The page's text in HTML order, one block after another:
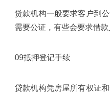
贷款机构一般要求客户到
需要公证，有些会要求借款
09抵押登记手续
贷款机构凭房屋所有权证